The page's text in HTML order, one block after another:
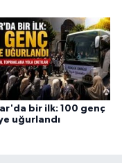
bir ilk: 100 genç
uğurlandı